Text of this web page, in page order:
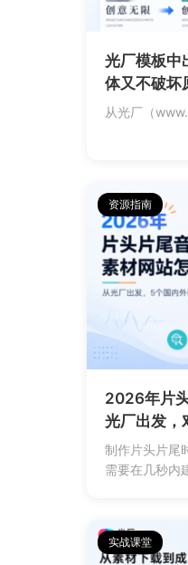
光厂模板中
体又不破坏
从光厂（
资源指南
2026年片
光厂出发，
源、下载方
制作片头片尾
需要在几秒内
实战课堂